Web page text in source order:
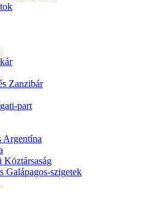
Zanzibár
part
Argentína
Galápagos-szigetek